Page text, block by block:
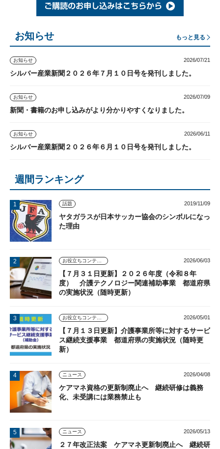
お知らせ もっと見る
お知らせ 2026/07/21
シルバー産業新聞２０２６年７月１０日号を発刊しました。
お知らせ 2026/07/09
新聞・書籍のお申し込みがより分かりやすくなりました。
お知らせ 2026/06/11
シルバー産業新聞２０２６年６月１０日号を発刊しました。
週間ランキング
話題 2019/11/09
ヤタガラスが日本サッカー協会のシンボルになっ
た理由
2026/06/03
【７月３１日更新】２０２６年度（令和８年
度） 介護テクノロジー関連補助事業 都道府県
の実施状況（随時更新）
2026/05/01
【７月１３日更新】介護事業所等に対するサービ
ス継続支援事業 都道府県の実施状況（随時更
新）
ニュース 2026/04/08
ケアマネ資格の更新制廃止へ 継続研修は義務
化、未受講には業務禁止も
ニュース 2026/05/13
２７年改正法案 ケアマネ更新制廃止へ 継続研